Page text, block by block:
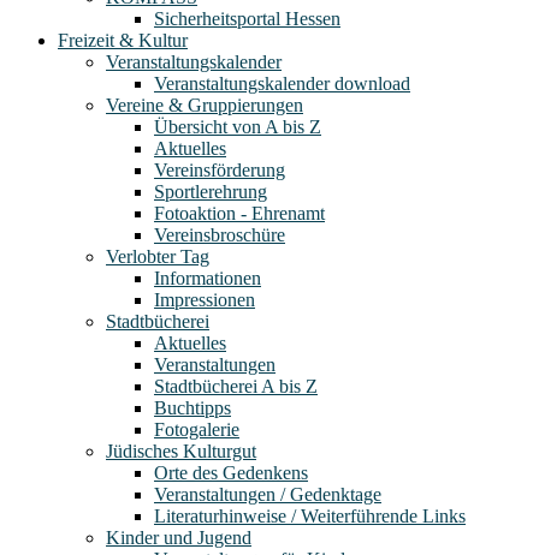
Sicherheitsportal Hessen
Freizeit & Kultur
Veranstaltungskalender
Veranstaltungskalender download
Vereine & Gruppierungen
Übersicht von A bis Z
Aktuelles
Vereinsförderung
Sportlerehrung
Fotoaktion - Ehrenamt
Vereinsbroschüre
Verlobter Tag
Informationen
Impressionen
Stadtbücherei
Aktuelles
Veranstaltungen
Stadtbücherei A bis Z
Buchtipps
Fotogalerie
Jüdisches Kulturgut
Orte des Gedenkens
Veranstaltungen / Gedenktage
Literaturhinweise / Weiterführende Links
Kinder und Jugend